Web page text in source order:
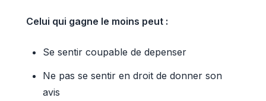
Celui qui gagne le moins peut :
Se sentir coupable de depenser
Ne pas se sentir en droit de donner son
avis